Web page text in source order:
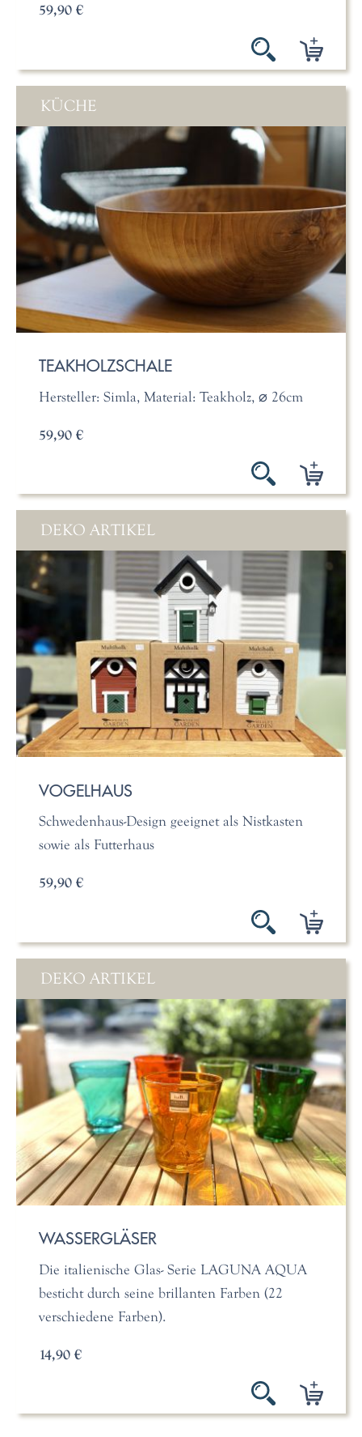
59,90 €
KÜCHE
TEAKHOLZSCHALE
Hersteller: Simla, Material: Teakholz, ⌀ 26cm
59,90 €
DEKO ARTIKEL
VOGELHAUS
Schwedenhaus-Design geeignet als Nistkasten
sowie als Futterhaus
59,90 €
DEKO ARTIKEL
WASSERGLÄSER
Die italienische Glas- Serie LAGUNA AQUA
besticht durch seine brillanten Farben (22
verschiedene Farben).
14,90 €